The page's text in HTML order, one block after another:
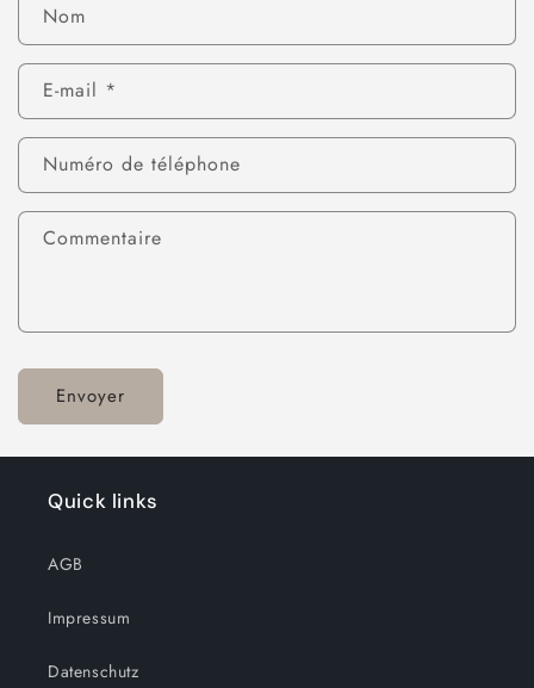
Nom
E-mail *
Numéro de téléphone
Commentaire
Envoyer
Quick links
AGB
Impressum
Datenschutz